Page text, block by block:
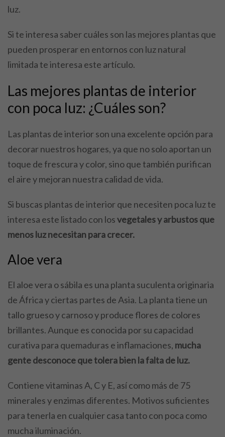
luz.
Si te interesa saber cuáles son las mejores plantas que
pueden prosperar en entornos con luz natural
limitada te interesa este artículo.
Las mejores plantas de interior
con poca luz: ¿Cuáles son?
Las plantas de interior son una excelente opción para
decorar nuestros hogares, ya que no solo aportan un
toque de frescura y color, sino que también purifican
el aire y mejoran nuestra calidad de vida.
Si buscas plantas de interior que necesiten poca luz te
interesa este listado con losvegetales y arbustos que
menos luz necesitan para crecer.
Aloe vera
El aloe vera o sábila es una planta suculenta originaria
de África y ciertas partes de Asia. La planta tiene un
tallo grueso y carnoso y produce flores de colores
brillantes. Aunque es conocida por su capacidad
curativa para quemaduras e inflamaciones, mucha
gente desconoce que tolera bien la falta de luz.
Contiene vitaminas A, C y E, así como más de 75
minerales y enzimas diferentes. Motivos suficientes
para tenerla en cualquier casa tanto con poca como
mucha iluminación.